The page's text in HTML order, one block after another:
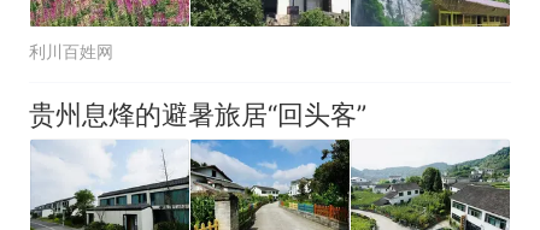
利川百姓网
贵州息烽的避暑旅居“回头客”